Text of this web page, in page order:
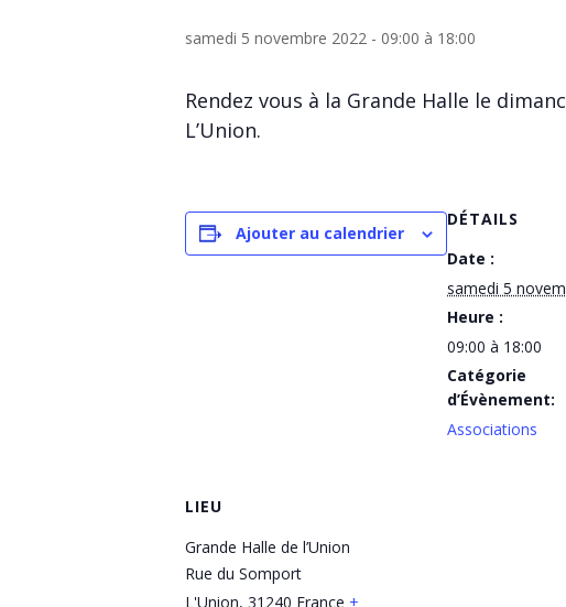
samedi 5 novembre 2022 - 09:00 à 18:00
Rendez vous à la Grande Halle le
L’Union.
Ajouter au calendrier
DÉTAILS
Date :
samedi 5
Heure :
09:00 à 18:00
Catégorie
d’Évènement:
Associations
LIEU
Grande Halle de l’Union
Rue du Somport
L'Union, 31240 France +